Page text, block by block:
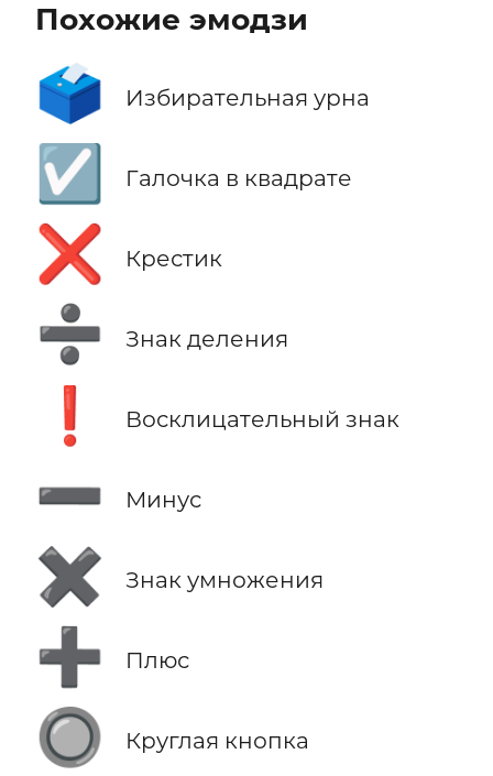
Похожие эмодзи
🗳️ Избирательная урна
☑️ Галочка в квадрате
❌ Крестик
➗ Знак деления
❗ Восклицательный знак
➖ Минус
✖️ Знак умножения
➕ Плюс
🔘 Круглая кнопка